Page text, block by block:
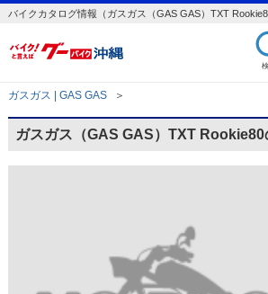
バイクカタログ情報（ガスガス（GAS GAS）TXT
ガスガス | GAS GAS ＞
ガスガス（GAS GAS）TXT Rookie80